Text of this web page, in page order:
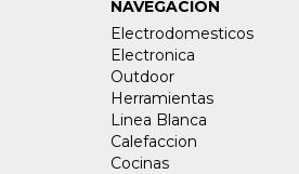
NAVEGACIÓN
Electrodomesticos
Electronica
Outdoor
Herramientas
Linea Blanca
Calefaccion
Cocinas